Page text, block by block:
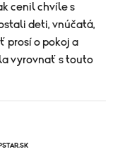
cenil chvíle s
deti, vnúčatá,
prosí o pokoj a
vyrovnať s touto